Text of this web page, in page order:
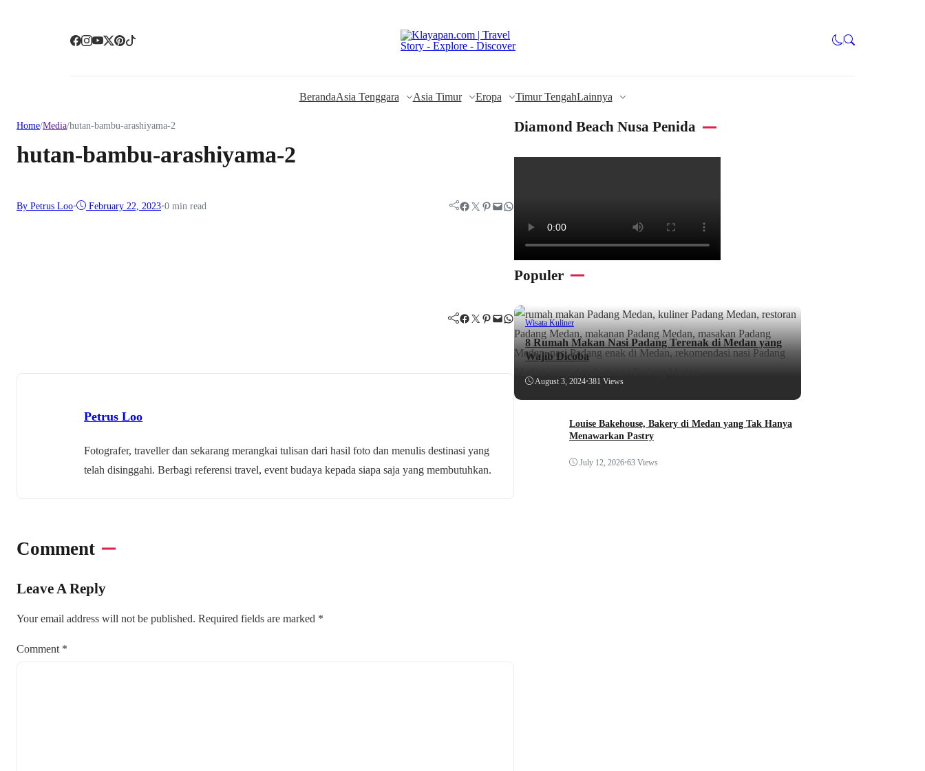
BerandaAsia Tenggara Asia Timur Eropa Timur TengahLainnya
Home/Media/hutan-bambu-arashiyama-2
hutan-bambu-arashiyama-2
By Petrus Loo• February 22, 2023•0 min read Facebook Twitter Pinterest Mail WhatsApp
Facebook Twitter Pinterest Mail WhatsApp
Petrus Loo
Fotografer, traveller dan sekarang merangkai tulisan dari hasil foto dan menulis destinasi yang
telah disinggahi. Berbagi referensi travel, event budaya kepada siapa saja yang membutuhkan.
Comment
Leave A Reply
Your email address will not be published. Required fields are marked *
Comment *
Diamond Beach Nusa Penida
Populer
Wisata Kuliner
8 Rumah Makan Nasi Padang Terenak di Medan yang
Wajib Dicoba
August 3, 2024•381 Views
Louise Bakehouse, Bakery di Medan yang Tak Hanya
Menawarkan Pastry
July 12, 2026•63 Views